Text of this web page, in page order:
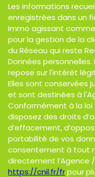
Les informations
enregistrées dans un
Immo agissant
pour la gestion de la
du Réseau qui reste
Données
repose sur l'intérêt
Elles sont conservées
et sont destinées à
Conformément à la loi
disposez des droits
d’effacement,
portabilité de vos
consentement à tout
directement l’Agence
https://cnil.fr/frpour